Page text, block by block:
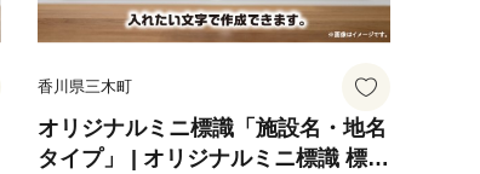
香川県三木町
オリジナルミニ標識「施設名・地名
タイプ」 | オリジナルミニ標識 標識